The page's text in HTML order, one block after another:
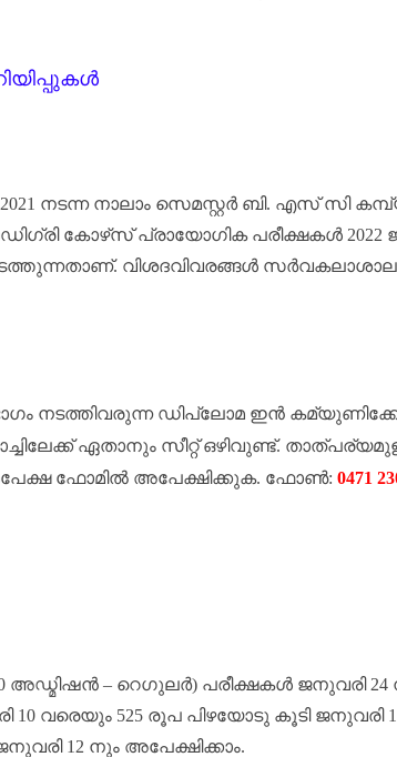
നടന്ന നാലാം സെമസ്റ്റര്‍ ബി. എസ് സി
കോഴ്‌സ് പ്രായോഗിക പരീക്ഷകള്‍ 2022
വിശദവിവരങ്ങള്‍ സര്‍വകലാശാല
നടത്തിവരുന്ന ഡിപ്ലോമ ഇന്‍
ഏതാനും സീറ്റ് ഒഴിവുണ്ട്.
അപേക്ഷ ഫോമില്‍ അപേക്ഷിക്കുക. ഫോണ്‍: 0471
അഡ്മിഷൻ – റെഗുലർ) പരീക്ഷകൾ ജനുവരി 24
10 വരെയും 525 രൂപ പിഴയോടു കൂടി ജനുവരി
12 നും അപേക്ഷിക്കാം.